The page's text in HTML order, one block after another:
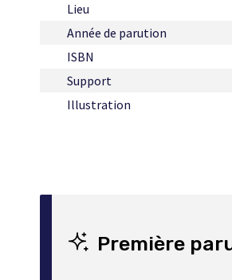
Lieu
Année de parution
ISBN
Support
Illustration
Première